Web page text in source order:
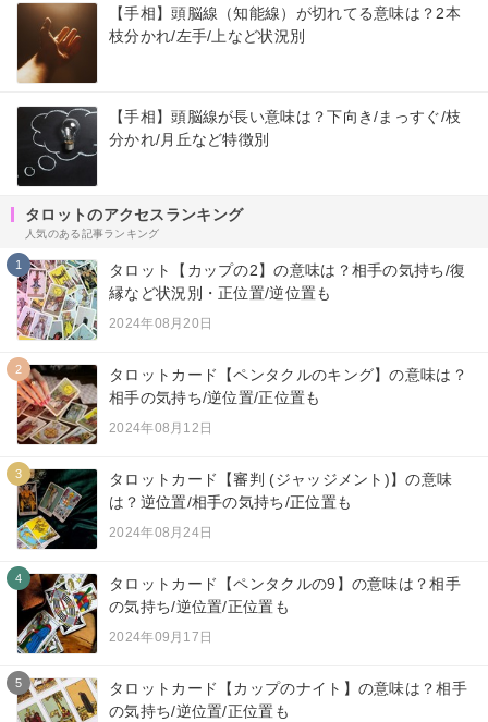
【手相】頭脳線（知能線）が切れてる意味は？2本
枝分かれ/左手/上など状況別
【手相】頭脳線が長い意味は？下向き/まっすぐ/枝
分かれ/月丘など特徴別
タロットのアクセスランキング
人気のある記事ランキング
1
タロット【カップの2】の意味は？相手の気持ち/復
縁など状況別・正位置/逆位置も
2024年08月20日
2
タロットカード【ペンタクルのキング】の意味は？
相手の気持ち/逆位置/正位置も
2024年08月12日
3
タロットカード【審判 (ジャッジメント)】の意味
は？逆位置/相手の気持ち/正位置も
2024年08月24日
4
タロットカード【ペンタクルの9】の意味は？相手
の気持ち/逆位置/正位置も
2024年09月17日
5
タロットカード【カップのナイト】の意味は？相手
の気持ち/逆位置/正位置も